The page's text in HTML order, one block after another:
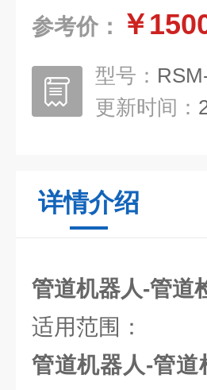
参考价： ￥
型号：
更新时间：
详情介绍
管道机器人-管道
适用范围：
管道机器人-管道